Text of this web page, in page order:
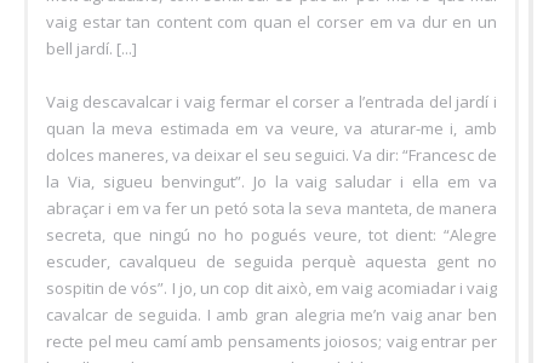
vaig estar tan content com quan el corser em va dur en un
bell jardí. [...]
Vaig descavalcar i vaig fermar el corser a l’entrada del jardí i
quan la meva estimada em va veure, va aturar-me i, amb
dolces maneres, va deixar el seu seguici. Va dir: “Francesc de
la Via, sigueu benvingut”. Jo la vaig saludar i ella em va
abraçar i em va fer un petó sota la seva manteta, de manera
secreta, que ningú no ho pogués veure, tot dient: “Alegre
escuder, cavalqueu de seguida perquè aquesta gent no
sospitin de vós”. I jo, un cop dit això, em vaig acomiadar i vaig
cavalcar de seguida. I amb gran alegria me’n vaig anar ben
recte pel meu camí amb pensaments joiosos; vaig entrar per